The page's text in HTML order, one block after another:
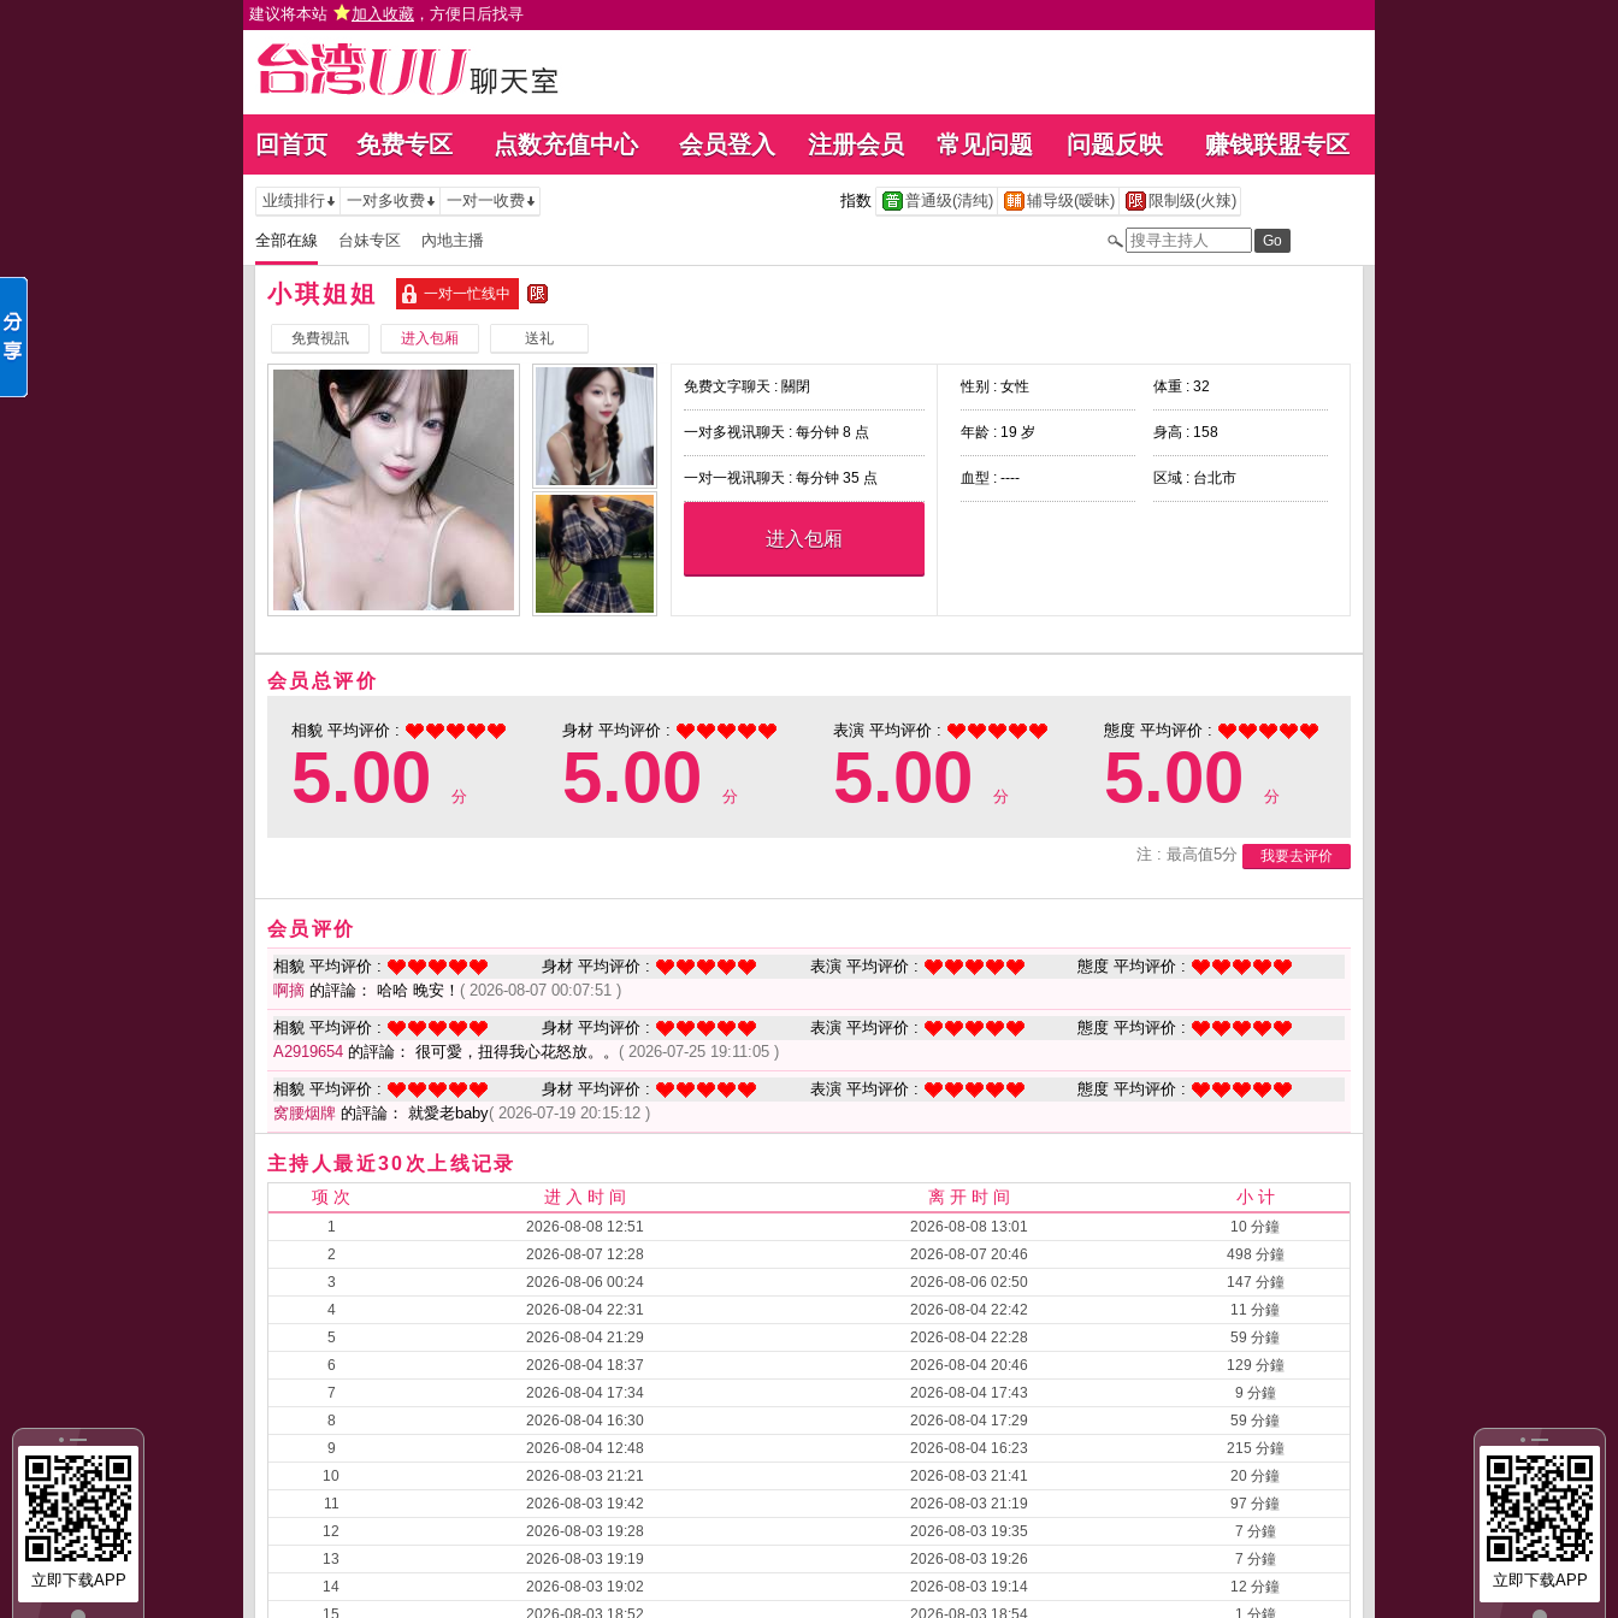
建议将本站 加入收藏 ，方便日后找寻
回首页 免费专区 点数充值中心 会员登入 注册会员 常见问题 问题反映 赚钱联盟专区
立即下载APP
立即下载APP
业绩排行 一对多收费 一对一收费 指数 普通级(清纯) 辅导级(暧昧) 限制级(火辣)
全部在線 台妹专区 內地主播
小琪姐姐 一对一忙线中
免費視訊 进入包厢 送礼
免费文字聊天 : 關閉
一对多视讯聊天 : 每分钟 8 点
一对一视讯聊天 : 每分钟 35 点
进入包厢
性别 : 女性 体重 : 32
年龄 : 19 岁 身高 : 158
血型 : ---- 区域 : 台北市
会员总评价
相貌 平均评价 :
5.00 分
身材 平均评价 :
5.00 分
表演 平均评价 :
5.00 分
態度 平均评价 :
5.00 分
注 : 最高值5分 我要去评价
会员评价
相貌 平均评价 : 身材 平均评价 : 表演 平均评价 :
態度 平均评价 :
啊摘 的評論： 哈哈 晚安！ ( 2026-08-07 00:07:51 )
相貌 平均评价 : 身材 平均评价 : 表演 平均评价 :
態度 平均评价 :
A2919654 的評論： 很可愛，扭得我心花怒放。。 ( 2026-07-25 19:11:05 )
相貌 平均评价 : 身材 平均评价 : 表演 平均评价 :
態度 平均评价 :
窝腰烟牌 的評論： 就愛老baby( 2026-07-19 20:15:12 )
主持人最近30次上线记录
项 次 进 入 时 间 离 开 时 间 小 计
1 2026-08-08 12:51 2026-08-08 13:01
10 分鐘
2
2026-08-07 12:28 2026-08-07 20:46
498 分鐘
3
2026-08-06 00:24 2026-08-06 02:50
147 分鐘
4
2026-08-04 22:31 2026-08-04 22:42
11 分鐘
5
2026-08-04 21:29 2026-08-04 22:28
59 分鐘
6
2026-08-04 18:37 2026-08-04 20:46
129 分鐘
7
2026-08-04 17:34 2026-08-04 17:43
9 分鐘
8
2026-08-04 16:30 2026-08-04 17:29
59 分鐘
9
2026-08-04 12:48 2026-08-04 16:23
215 分鐘
10
2026-08-03 21:21 2026-08-03 21:41
20 分鐘
11
2026-08-03 19:42 2026-08-03 21:19
97 分鐘
12
2026-08-03 19:28 2026-08-03 19:35
7 分鐘
13
2026-08-03 19:19 2026-08-03 19:26
7 分鐘
14
2026-08-03 19:02 2026-08-03 19:14
12 分鐘
15
2026-08-03 18:52 2026-08-03 18:54 1 分鐘